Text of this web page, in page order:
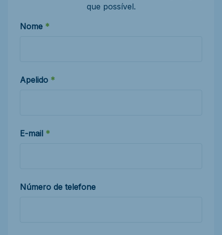
que possível.
Nome
Apelido
E-mail
Número de telefone